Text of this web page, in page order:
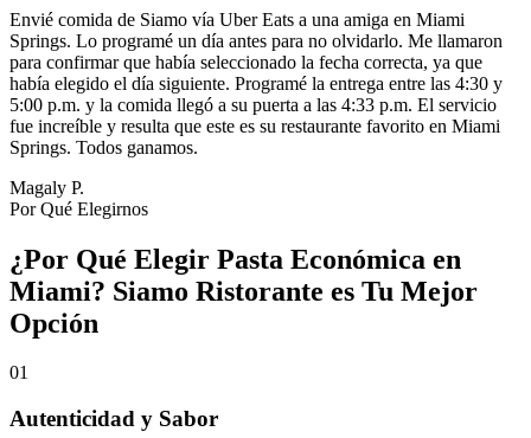
Envié comida de Siamo vía Uber Eats a una amiga en Miami
Springs. Lo programé un día antes para no olvidarlo. Me llamaron
para confirmar que había seleccionado la fecha correcta, ya que
había elegido el día siguiente. Programé la entrega entre las 4:30 y
5:00 p.m. y la comida llegó a su puerta a las 4:33 p.m. El servicio
fue increíble y resulta que este es su restaurante favorito en Miami
Springs. Todos ganamos.
Magaly P.
Por Qué Elegirnos
¿Por Qué Elegir Pasta Económica en
Miami? Siamo Ristorante es Tu Mejor
Opción
01
Autenticidad y Sabor